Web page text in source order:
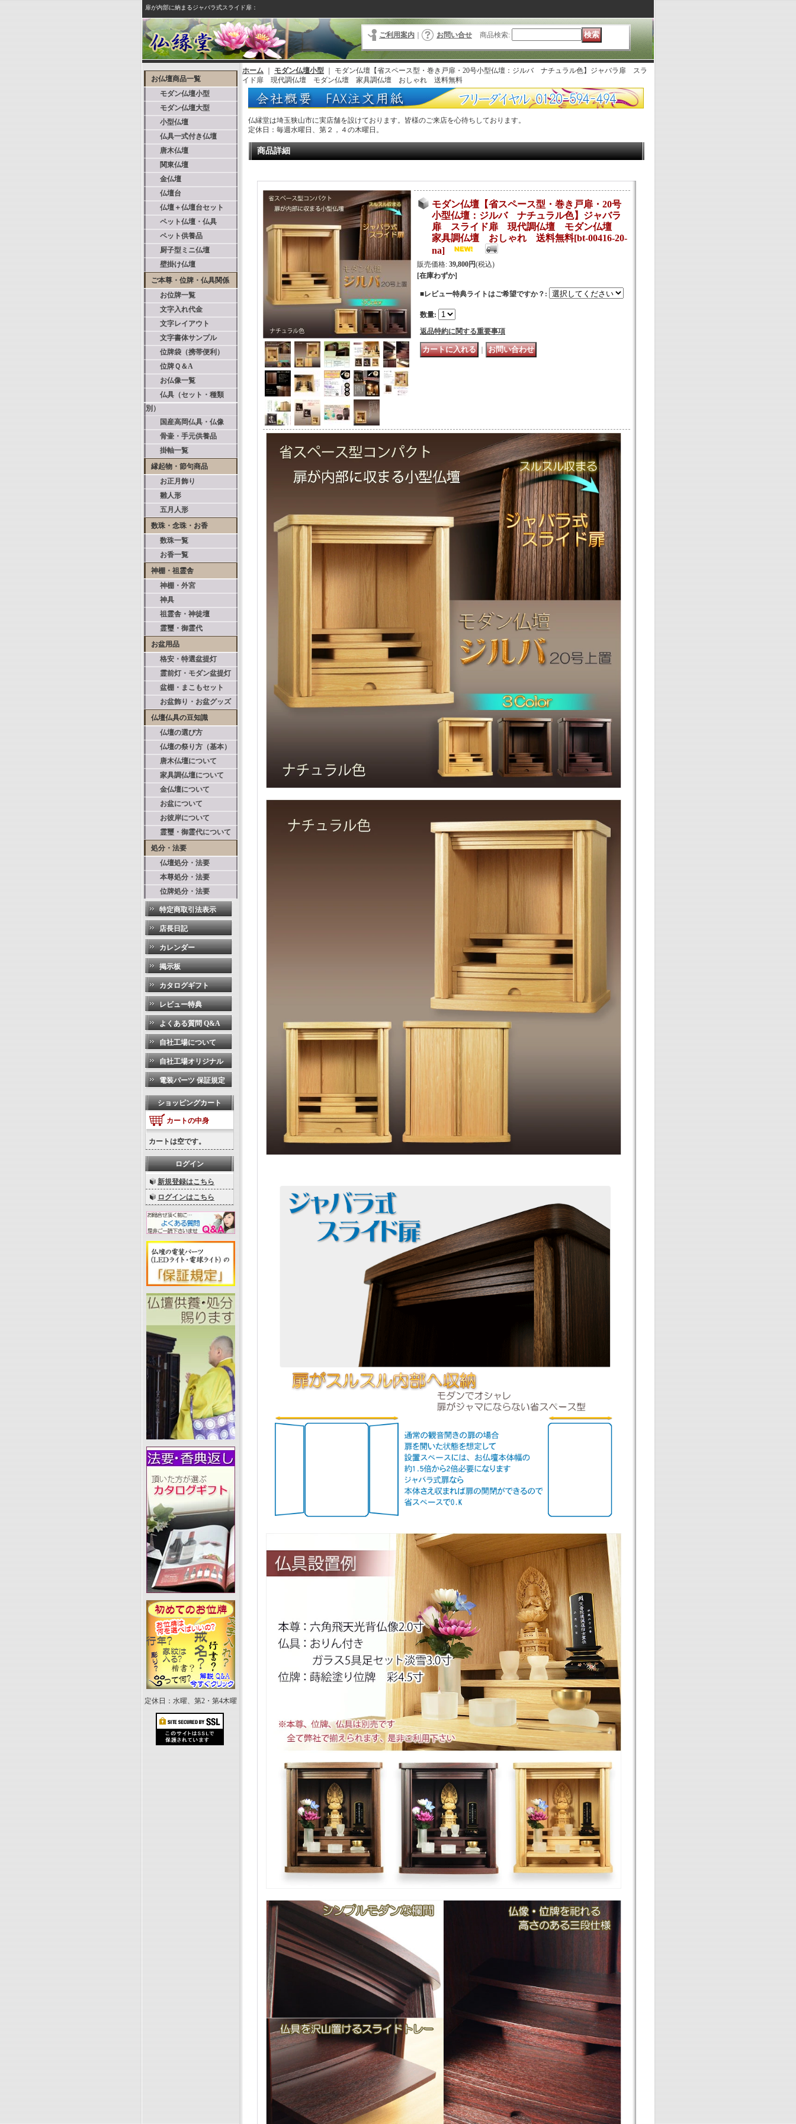
扉が内部に納まるジャバラ式スライド扉：
ご利用案内 お問い合せ 商品検索:
お仏壇商品一覧
モダン仏壇小型
モダン仏壇大型
小型仏壇
仏具一式付き仏壇
唐木仏壇
関東仏壇
金仏壇
仏壇台
仏壇＋仏壇台セット
ペット仏壇・仏具
ペット供養品
厨子型ミニ仏壇
壁掛け仏壇
ご本尊・位牌・仏具関係
お位牌一覧
文字入れ代金
文字レイアウト
文字書体サンプル
位牌袋（携帯便利）
位牌Ｑ＆A
お仏像一覧
仏具（セット・種類
別）
国産高岡仏具・仏像
骨壷・手元供養品
掛軸一覧
縁起物・節句商品
お正月飾り
雛人形
五月人形
数珠・念珠・お香
数珠一覧
お香一覧
神棚・祖霊舎
神棚・外宮
神具
祖霊舎・神徒壇
霊璽・御霊代
お盆用品
格安・特選盆提灯
霊前灯・モダン盆提灯
盆棚・まこもセット
お盆飾り・お盆グッズ
仏壇仏具の豆知識
仏壇の選び方
仏壇の祭り方（基本）
唐木仏壇について
家具調仏壇について
金仏壇について
お盆について
お彼岸について
霊璽・御霊代について
処分・法要
仏壇処分・法要
本尊処分・法要
位牌処分・法要
特定商取引法表示
店長日記
カレンダー
掲示板
カタログギフト
レビュー特典
よくある質問 Q&A
自社工場について
自社工場オリジナル
電装パーツ 保証規定
ショッピングカート
カートの中身
カートは空です。
ログイン
新規登録はこちら
ログインはこちら
定休日：水曜、第2・第4木曜
ホーム モダン仏壇小型
モダン仏壇【省スペース型・巻き戸扉・20号小型仏壇：ジルバ ナチュラル色】ジャバラ扉 スラ
イド扉 現代調仏壇 モダン仏壇 家具調仏壇 おしゃれ 送料無料
仏縁堂は埼玉狭山市に実店舗を設けております。皆様のご来店を心待ちしております。
定休日：毎週水曜日、第２，４の木曜日。
商品詳細
モダン仏壇【省スペース型・巻き戸扉・20号
小型仏壇：ジルバ ナチュラル色】ジャバラ
扉 スライド扉 現代調仏壇 モダン仏壇
家具調仏壇 おしゃれ 送料無料[bt-00416-20-
na]
販売価格: 39,800円(税込)
[在庫わずか]
■レビュー特典ライトはご希望ですか？ :
数量:
返品特約に関する重要事項